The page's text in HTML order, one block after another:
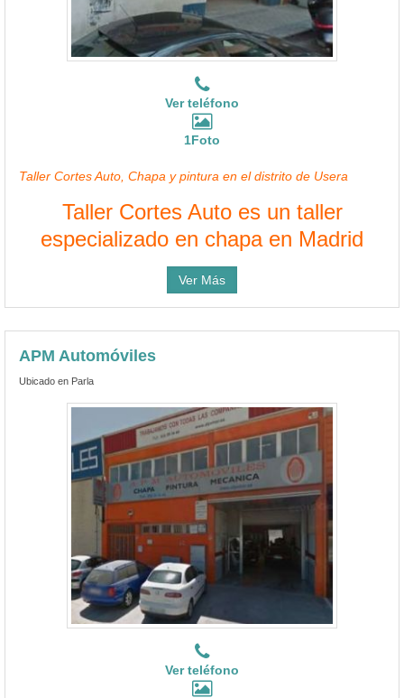
Ver teléfono
1Foto
Taller Cortes Auto, Chapa y pintura en el distrito de Usera
Taller Cortes Auto es un taller
especializado en chapa en Madrid
Ver Más
APM Automóviles
Ubicado en Parla
Ver teléfono